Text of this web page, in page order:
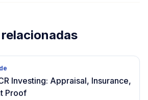
relacionadas
Investing: Appraisal, Insurance,
Proof